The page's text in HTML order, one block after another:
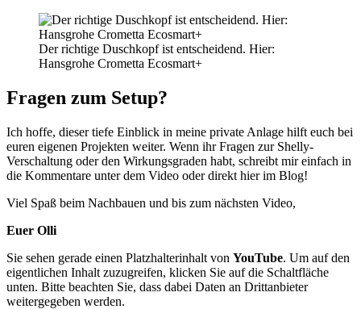
Der richtige Duschkopf ist entscheidend. Hier:
Hansgrohe Crometta Ecosmart+
Fragen zum Setup?
Ich hoffe, dieser tiefe Einblick in meine private Anlage hilft euch bei
euren eigenen Projekten weiter. Wenn ihr Fragen zur Shelly-
Verschaltung oder den Wirkungsgraden habt, schreibt mir einfach in
die Kommentare unter dem Video oder direkt hier im Blog!
Viel Spaß beim Nachbauen und bis zum nächsten Video,
Euer Olli
Sie sehen gerade einen Platzhalterinhalt von YouTube. Um auf den
eigentlichen Inhalt zuzugreifen, klicken Sie auf die Schaltfläche
unten. Bitte beachten Sie, dass dabei Daten an Drittanbieter
weitergegeben werden.